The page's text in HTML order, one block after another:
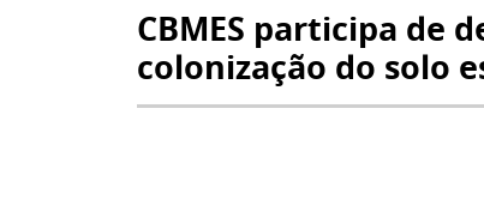
CBMES participa de
colonização do solo